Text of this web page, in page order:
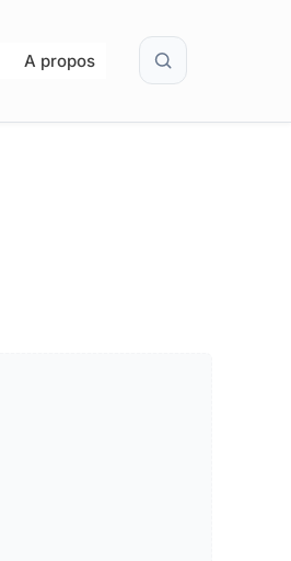
A propos Rechercher